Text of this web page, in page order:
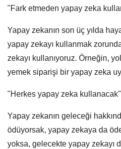
"Fark etmeden yapay zeka
Yapay zekanın son üç yılda
yapay zekayı kullanmak
zekayı kullanıyoruz. Örneğin,
yemek siparişi bir yapay zeka
"Herkes yapay zeka kullanacak"
Yapay zekanın geleceği
ödüyorsak, yapay zekaya da
yoksa, gelecekte yapay zekayı